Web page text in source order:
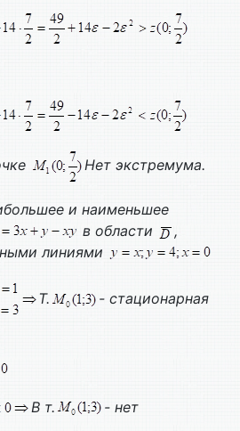
Нет экстремума.
и наименьшее
в области
,
линиями
Т.
- стационарная
В т.
- нет